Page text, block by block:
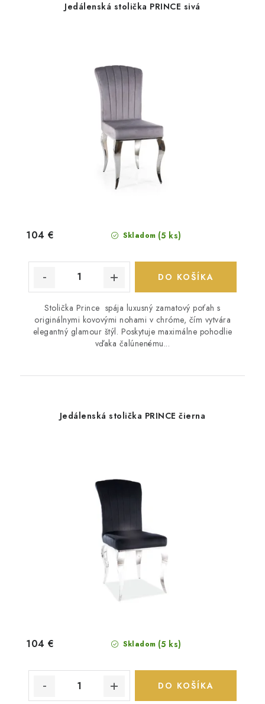
Jedálenská stolička PRINCE sivá
Skladom (5 ks)
104 €
DO KOŠÍKA
Stolička Prince spája luxusný zamatový poťah s
originálnymi kovovými nohami v chróme, čím vytvára
elegantný glamour štýl. Poskytuje maximálne pohodlie
vďaka čalúnenému...
Jedálenská stolička PRINCE čierna
Skladom (5 ks)
104 €
DO KOŠÍKA